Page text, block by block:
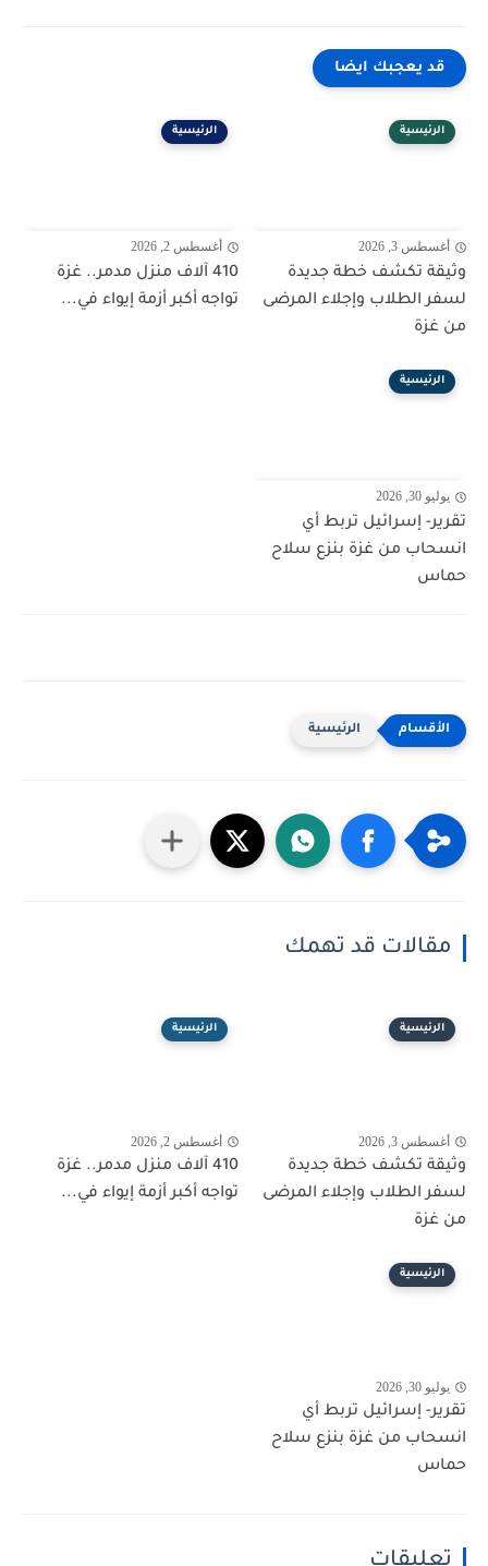
قد يعجبك ايضا
الرئيسية
أغسطس 3, 2026
وثيقة تكشف خطة جديدة
لسفر الطلاب وإجلاء المرضى
من غزة
الرئيسية
أغسطس 2, 2026
410 آلاف منزل مدمر.. غزة
تواجه أكبر أزمة إيواء في...
الرئيسية
يوليو 30, 2026
تقرير- إسرائيل تربط أي
انسحاب من غزة بنزع سلاح
حماس
الرئيسية
مقالات قد تهمك
الرئيسية
أغسطس 3, 2026
وثيقة تكشف خطة جديدة
لسفر الطلاب وإجلاء المرضى
من غزة
الرئيسية
أغسطس 2, 2026
410 آلاف منزل مدمر.. غزة
تواجه أكبر أزمة إيواء في...
الرئيسية
يوليو 30, 2026
تقرير- إسرائيل تربط أي
انسحاب من غزة بنزع سلاح
حماس
تعليقات